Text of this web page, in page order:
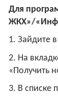
Для
ЖКХ»/
1. Зайдите
2. На
«Получить
3. В списке